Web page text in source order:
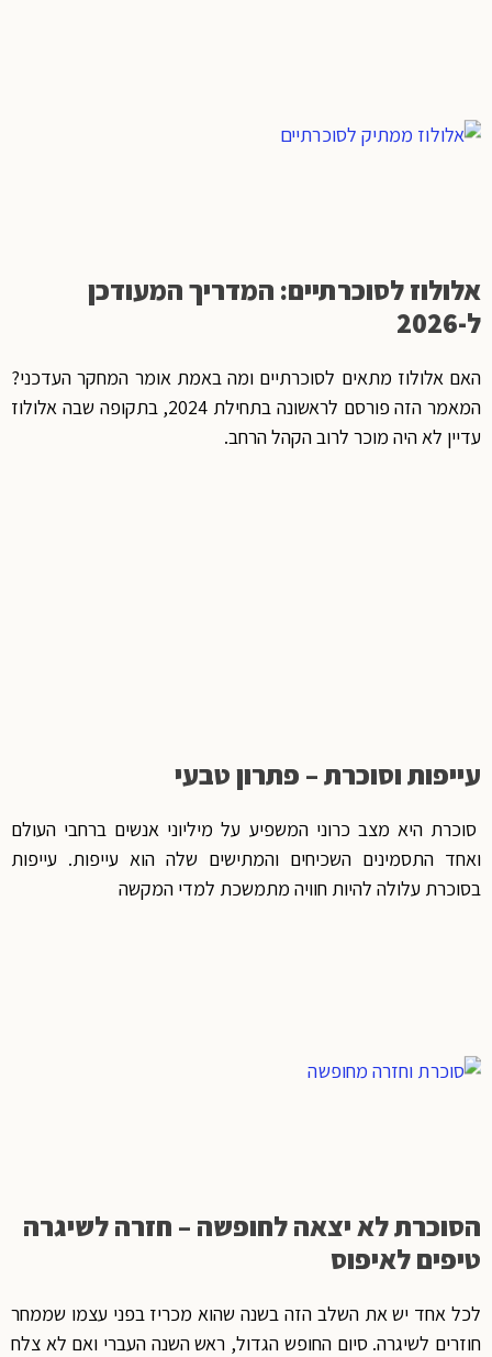
אלולוז לסוכרתיים: המדריך המעודכן
ל-2026
האם אלולוז מתאים לסוכרתיים ומה באמת אומר המחקר העדכני?
המאמר הזה פורסם לראשונה בתחילת 2024, בתקופה שבה אלולוז
עדיין לא היה מוכר לרוב הקהל הרחב.
עייפות וסוכרת – פתרון טבעי
סוכרת היא מצב כרוני המשפיע על מיליוני אנשים ברחבי העולם
ואחד התסמינים השכיחים והמתישים שלה הוא עייפות. עייפות
בסוכרת עלולה להיות חוויה מתמשכת למדי המקשה
הסוכרת לא יצאה לחופשה – חזרה לשיגרה
טיפים לאיפוס
לכל אחד יש את השלב הזה בשנה שהוא מכריז בפני עצמו שממחר
חוזרים לשיגרה. סיום החופש הגדול, ראש השנה העברי ואם לא צלח